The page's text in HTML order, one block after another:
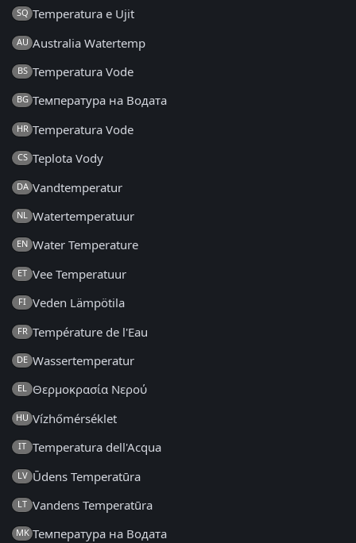
SQ Temperatura e Ujit
AU Australia Watertemp
BS Temperatura Vode
BG Температура на Водата
HR Temperatura Vode
CS Teplota Vody
DA Vandtemperatur
NL Watertemperatuur
EN Water Temperature
ET Vee Temperatuur
FI Veden Lämpötila
FR Température de l'Eau
DE Wassertemperatur
EL Θερμοκρασία Νερού
HU Vízhőmérséklet
IT Temperatura dell'Acqua
LV Ūdens Temperatūra
LT Vandens Temperatūra
MK Температура на Водата